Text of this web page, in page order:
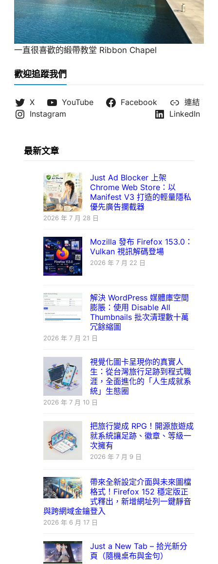
一直很喜歡的緞帶教堂 Ribbon Chapel
歡迎追蹤我們
X YouTube Facebook
連結
Instagram
LinkedIn
最新文章
Just Ad Blocker 上架
Chrome Web Store：以
Manifest V3 打造的輕量隱私
優先廣告攔截器
2026 年 7 月 28 日
Mozilla 發布 Firefox 153.0：
Vulkan 視訊解碼登場
2026 年 7 月 22 日
解決 WordPress 媒體庫空間
膨脹：使用 Disable All
Thumbnails 批次清理數十萬
冗餘縮圖
2026 年 7 月 21 日
視覺化圖卡呈現你的真實人
生：從台灣旅行足跡到程式職
涯，全面進化的「人生成就系
統」生態圈
2026 年 7 月 10 日
把旅行變成 RPG！開源旅遊成
就系統讓足跡、徽章、等級一
次擁有
2026 年 7 月 9 日
帶來全新設定介面與未來圖檔
格式！Firefox 152 穩定版正
式釋出，新增網址列一鍵靜音
與跨網域金鑰登入
2026 年 6 月 17 日
Just a New Tab – 拾光新分
頁（隨機桌布與金句）